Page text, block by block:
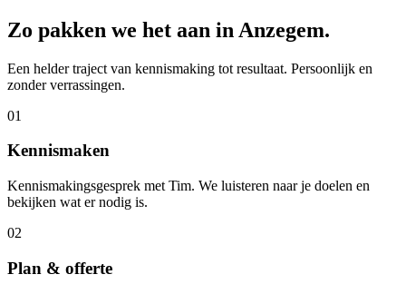
Zo pakken we het aan in Anzegem.
Een helder traject van kennismaking tot resultaat. Persoonlijk en
zonder verrassingen.
01
Kennismaken
Kennismakingsgesprek met Tim. We luisteren naar je doelen en
bekijken wat er nodig is.
02
Plan & offerte